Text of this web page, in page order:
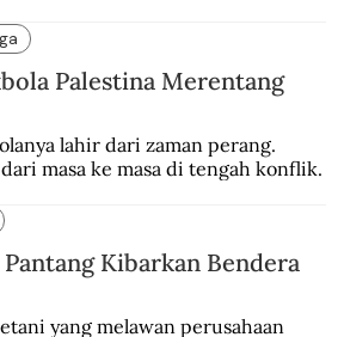
Palestina Merentang
lahir dari zaman perang.
masa ke masa di tengah konflik.
Kibarkan Bendera
yang melawan perusahaan